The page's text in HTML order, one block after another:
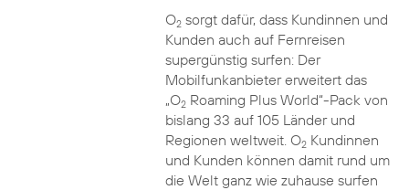
O2sorgt dafür, dass Kundinnen und
Kunden auch auf Fernreisen
supergünstig surfen: Der
Mobilfunkanbieter erweitert das
„O2Roaming Plus World“-Pack von
bislang 33 auf 105 Länder und
Regionen weltweit. O2Kundinnen
und Kunden können damit rund um
die Welt ganz wie zuhause surfen